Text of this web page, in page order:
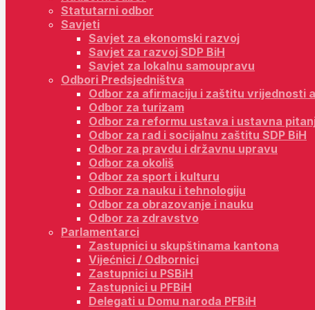
Statutarni odbor
Savjeti
Savjet za ekonomski razvoj
Savjet za razvoj SDP BiH
Savjet za lokalnu samoupravu
Odbori Predsjedništva
Odbor za afirmaciju i zaštitu vrijednosti
Odbor za turizam
Odbor za reformu ustava i ustavna
Odbor za rad i socijalnu zaštitu SDP BiH
Odbor za pravdu i državnu upravu
Odbor za okoliš
Odbor za sport i kulturu
Odbor za nauku i tehnologiju
Odbor za obrazovanje i nauku
Odbor za zdravstvo
Parlamentarci
Zastupnici u skupštinama kantona
Vijećnici / Odbornici
Zastupnici u PSBiH
Zastupnici u PFBiH
Delegati u Domu naroda PFBiH